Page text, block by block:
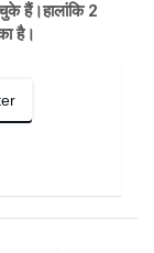
हैं।हालांकि 2
है।